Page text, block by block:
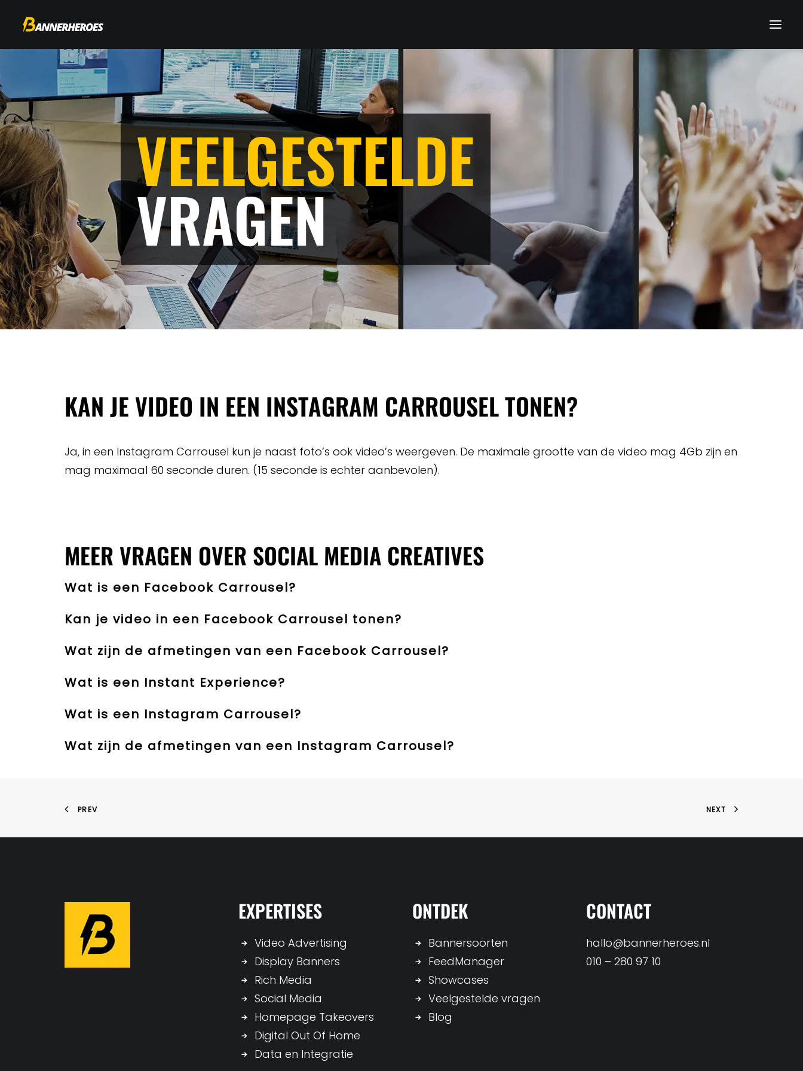
VEELGESTELDE
VRAGEN
KAN JE VIDEO IN EEN INSTAGRAM CARROUSEL TONEN?
Ja, in een Instagram Carrousel kun je naast foto’s ook video’s weergeven. De maximale grootte van de video mag 4Gb zijn en
mag maximaal 60 seconde duren. (15 seconde is echter aanbevolen).
MEER VRAGEN OVER SOCIAL MEDIA CREATIVES
Wat is een Facebook Carrousel?
Kan je video in een Facebook Carrousel tonen?
Wat zijn de afmetingen van een Facebook Carrousel?
Wat is een Instant Experience?
Wat is een Instagram Carrousel?
Wat zijn de afmetingen van een Instagram Carrousel?
PREV NEXT
EXPERTISES
Video Advertising
Display Banners
Rich Media
Social Media
Homepage Takeovers
Digital Out Of Home
Data en Integratie
ONTDEK
Bannersoorten
FeedManager
Showcases
Veelgestelde vragen
Blog
CONTACT
hallo@bannerheroes.nl
010 – 280 97 10